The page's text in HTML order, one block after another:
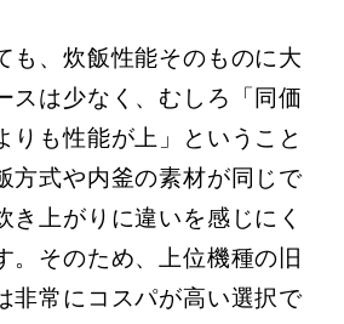
も、炊飯性能そのものに大
スは少なく、むしろ「同価
りも性能が上」ということ
方式や内釜の素材が同じで
き上がりに違いを感じにく
。そのため、上位機種の旧
非常にコスパが高い選択で